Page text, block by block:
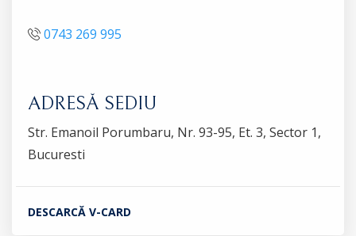
0743 269 995
ADRESĂ SEDIU
Str. Emanoil Porumbaru, Nr. 93-95, Et. 3, Sector 1,
Bucuresti
DESCARCĂ V-CARD